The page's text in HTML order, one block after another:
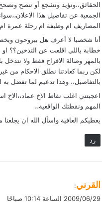
الحقائق،،ونؤيد ونشجع أو ننصح
الجمعية عن تفاصيل هذا
المصاريف ام وظيفة ام رحلة عمرة
أنا شخصيا لا أعرف هل بيروحون
خطابة ياللي اقلعت عن التدخين؟؟ او
بالمهر وصالة الافراح فقط ولا نتدخل
لكن ربما كعادتنا نطلق الاحكام من
بالتفاصيل،، وهذا تدعيم لما تفضل به
اعجبتني اغلب نقاط الاخ
المهم ونقطتك الواقعية،،
يعطيكم العافية واسأل الله ان
رد
يالقرني:
2009/06/29 الساعة 10:14 صباحًا